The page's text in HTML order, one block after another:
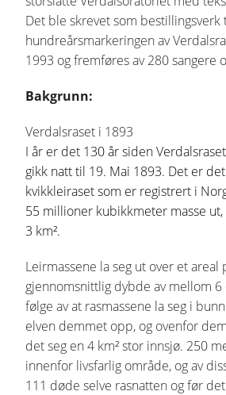
Det ble skrevet som bestillingsverk
hundreårsmarkeringen av
1993 og fremføres av 280 sangere
Bakgrunn:
Verdalsraset i 1893
I år er det 130 år siden
gikk natt til 19. Mai 1893. Det er
kvikkleiraset som er ­registrert i
55 millioner kubikkmeter masse
3 km².
Leirmassene la seg ut over et areal
gjennomsnittlig dybde av mellom 6
følge av at ­rasmassene la seg i
elven demmet opp, og ­ovenfor
det seg en 4 km² stor ­innsjø. ­250
innenfor livsfarlig ­område, og av
111 døde selve rasnatten og før